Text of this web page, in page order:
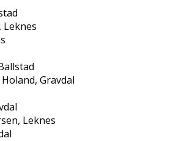
Leknes
Gravdal
Leknes